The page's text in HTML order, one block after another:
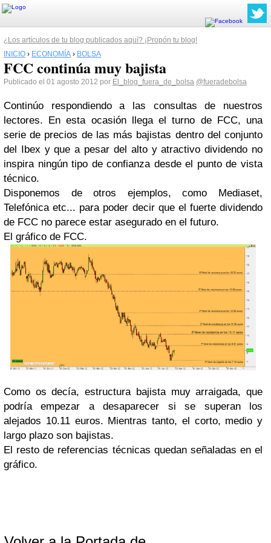
¿Los artículos de tu blog publicados aquí? ¡Propón tu blog!
INICIO › ECONOMÍA › BOLSA
FCC continúa muy bajista
Publicado el 01 agosto 2012 por El_blog_fuera_de_bolsa @fueradebolsa
Continúo respondiendo a las consultas de nuestros
lectores. En esta ocasión llega el turno de FCC, una
serie de precios de las más bajistas dentro del conjunto
del Ibex y que a pesar del alto y atractivo dividendo no
inspira ningún tipo de confianza desde el punto de vista
técnico.
Disponemos de otros ejemplos, como Mediaset,
Telefónica etc... para poder decir que el fuerte dividendo
de FCC no parece estar asegurado en el futuro.
El gráfico de FCC.
Como os decía, estructura bajista muy arraigada, que
podría empezar a desaparecer si se superan los
alejados 10.11 euros. Mientras tanto, el corto, medio y
largo plazo son bajistas.
El resto de referencias técnicas quedan señaladas en el
gráfico.